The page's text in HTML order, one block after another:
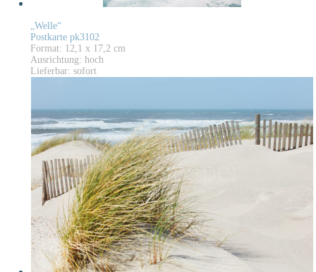
„Welle“
Postkarte pk3102
Format: 12,1 x 17,2 cm
Ausrichtung: hoch
Lieferbar: sofort